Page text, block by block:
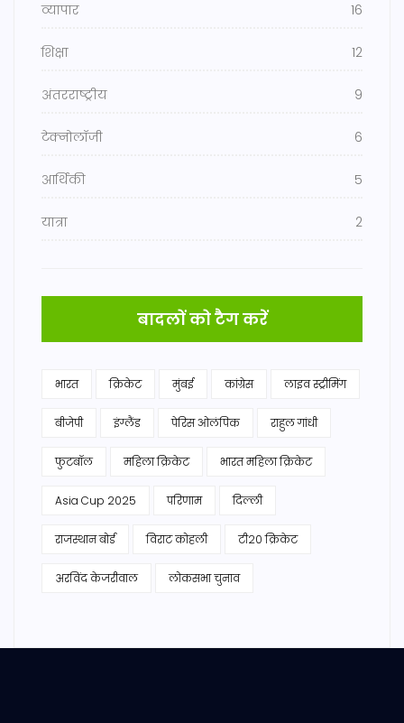
व्यापार 16
शिक्षा 12
अंतरराष्ट्रीय 9
टेक्नोलॉजी 6
आर्थिकी 5
यात्रा 2
बादलों को टैग करें
भारत क्रिकेट मुंबई कांग्रेस लाइव स्ट्रीमिंग
बीजेपी इंग्लैंड पेरिस ओलंपिक राहुल गांधी
फुटबॉल महिला क्रिकेट भारत महिला क्रिकेट
Asia Cup 2025 परिणाम दिल्ली
राजस्थान बोर्ड विराट कोहली टी20 क्रिकेट
अरविंद केजरीवाल लोकसभा चुनाव